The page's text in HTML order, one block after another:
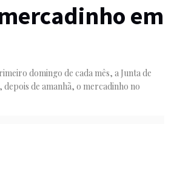
em
domingo de cada mês, a Junta de
de amanhã, o mercadinho no